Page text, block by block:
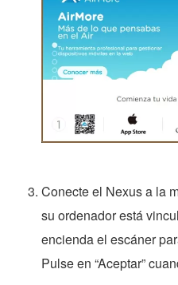
Conecte el Nexus a la
su ordenador está
encienda el escáner
Pulse en “Aceptar”